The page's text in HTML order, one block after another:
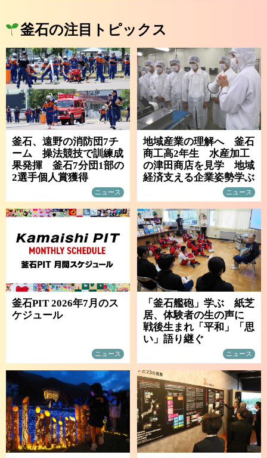
釜石の注目トピックス
釜石、遠野の消防団7チ
ーム 操法競技で訓練成
果発揮 釜石7分団1部の
2選手個人賞獲得
ニュース
地域産業の理解へ 釜石
商工高2年生 水産加工
の津田商店を見学 地域
経済支える企業姿勢学ぶ
ニュース
釜石PIT 2026年7月のス
ケジュール
ニュース
「釜石艦砲」学ぶ 紙芝
居、体験者の生の声に
戦後生まれ「平和」「思
い」語り継ぐ
ニュース